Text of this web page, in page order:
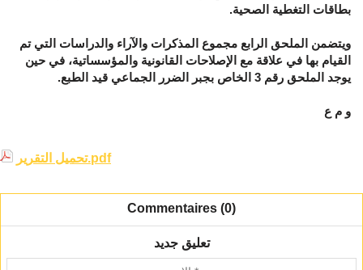
بطاقات التغطية الصحية.
ويتضمن الملحق الرابع مجموع المذكرات والآراء والدراسات التي تم
القيام بها في علاقة مع الإصلاحات القانونية والمؤسساتية، في حين
يوجد الملحق رقم 3 الخاص بجبر الضرر الجماعي قيد الطبع.
و م ع
تحميل التقرير.pdf
Commentaires (0)
تعليق جديد